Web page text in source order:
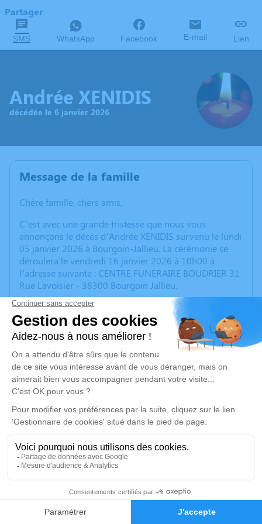
Faire-part Hommages
Partager
SMS WhatsApp Facebook E-mail Lien
Andrée XENIDIS
décédée le 6 janvier 2026
Message de la famille
Chère famille, chers amis,
C’est avec une grande tristesse que nous vous
annonçons le décès d’Andrée XENIDIS survenu le lundi
05 janvier 2026 à Bourgoin-Jallieu. La cérémonie se
déroulera le vendredi 16 janvier 2026 à 10h00 à
l’adresse suivante : CENTRE FUNERAIRE BOUDRIER 31
Rue Lavoisier - 38300 Bourgoin Jallieu.
Nous vous invitons à utiliser cet espace pour laisser
vos condoléances, partager des photos souvenirs, une
anecdote ou exprimer vos pensées à travers des
poèmes ou des textes. Cet endroit est un lieu
d'expression dédié à honorer la mémoire d’Andrée
XENIDIS.
Un service de plantation d’arbre hommage est
disponible ici .
vendredi 16 janvier 2026 à 10h00
CENTRE FUNERAIRE BOUDRIER 31 Rue Lavoisier
38300 Bourgoin Jallieu